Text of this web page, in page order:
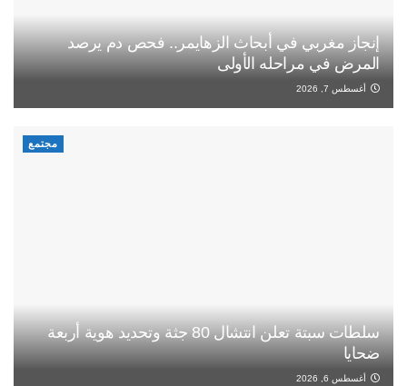
إنجاز مغربي في أبحاث الزهايمر.. فحص دم يرصد
المرض في مراحله الأولى
أغسطس 7, 2026
مجتمع
سلطات سبتة تعلن انتشال 80 جثة وتحديد هوية أربعة
ضحايا
أغسطس 6, 2026